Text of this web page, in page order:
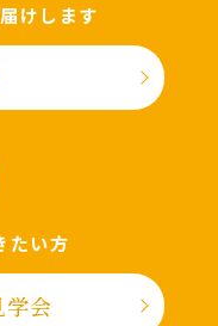
けします
たい⽅
学会